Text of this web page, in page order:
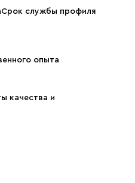
службы профиля
опыта
качества и